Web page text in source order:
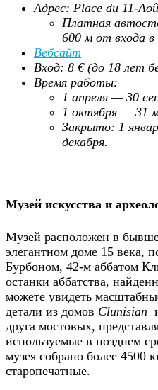
Адрес: Place du 11-
Платная
600 м от входа
Вебсайт
Вход: 8 € (до 18 лет
Время работы:
1 апреля — 30
1 октября — 31
Закрыто: 1
декабря.
Музей искусства и
Музей расположен в
элегантном доме 15 века,
Бурбоном, 42-м аббатом
останки аббатства,
можете увидеть
детали из домов Clunisian
друга мостовых,
используемые в позднем
музея собрано более 4500
старопечатные.